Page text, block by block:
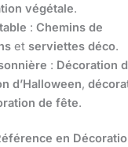
végétale.
: Chemins de
et serviettes déco.
: Décoration
d’Halloween,
de fête.
en